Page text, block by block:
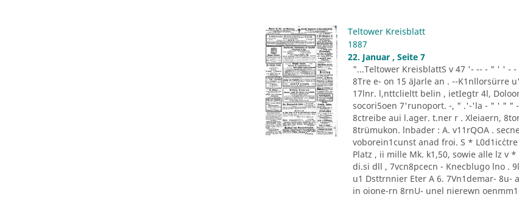
Teltower Kreisblatt
1887
22. Januar , Seite 7
"...Teltower KreisblattS v 47 '- -- - " ' '
8Tre e- on 15 äJarle an . --K1nllorsürre
17lnr. l,nttclieltt belin , ietIegtr 4l,
socori5oen 7'runoport. -, " .'-'la - " ' " "
8ctreibe aui l.ager. t.ner r . Xleiaern,
8trümukon. lnbader : A. v11rQOA .
voborein1cunst anad froi. S *
Platz , ii mille Mk. k1,50, sowie alle lz v
di.si dll , 7vcn8pcecn - Knecblugo lno .
u1 Dsttrnnier Eter A 6. 7Vn1demar-
in oione-rn 8rnU- unel nierewn